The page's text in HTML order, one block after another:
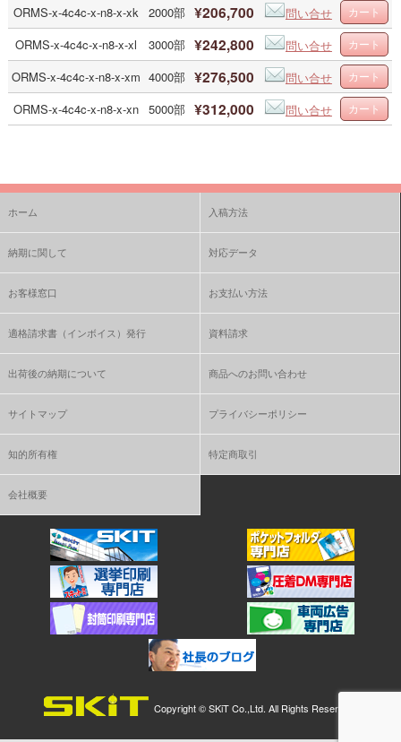
ORMS-x-4c4c-x-n8-x-xk
2000部 ¥206,700
問い合せ
ORMS-x-4c4c-x-n8-x-xl
3000部 ¥242,800
問い合せ
ORMS-x-4c4c-x-n8-x-xm 4000部 ¥276,500
問い合せ
ORMS-x-4c4c-x-n8-x-xn 5000部 ¥312,000 問い合せ
ホーム 入稿方法
納期に関して 対応データ
お客様窓口 お支払い方法
適格請求書（インボイス）発行 資料請求
出荷後の納期について 商品へのお問い合わせ
サイトマップ プライバシーポリシー
知的所有権 特定商取引
会社概要
Copyright ©SKiT Co.,Ltd. All Rights Reserved.